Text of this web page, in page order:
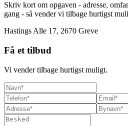
Skriv kort om opgaven - adresse,
gang - så vender vi tilbage hurtigst
Hastings Alle 17, 2670 Greve
Få et tilbud
Vi vender tilbage hurtigst muligt.